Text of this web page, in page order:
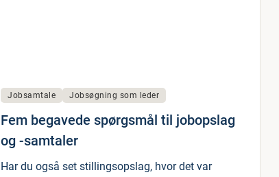
Jobsamtale Jobsøgning som leder
Fem begavede spørgsmål til jobopslag
og -samtaler
Har du også set stillingsopslag, hvor det var